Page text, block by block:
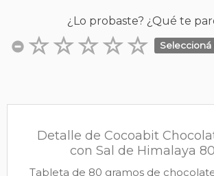
¿Lo probaste? ¿Qué te
Detalle de Cocoabit
con Sal de Himalaya
Tableta de 80 gramos de